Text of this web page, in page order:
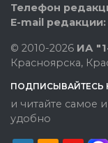
Телефон
E-mail редакции:
© 2010-2026 ИА
Красноярска,
ПОДПИСЫВАЙТЕСЬ
и читайте самое
удобно